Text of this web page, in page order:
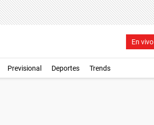
En vivo
Previsional Deportes Trends